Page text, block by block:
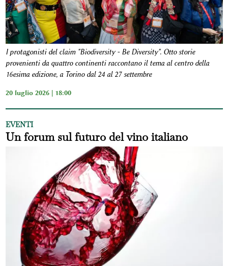
I protagonisti del claim "Biodiversity - Be Diversity". Otto storie
provenienti da quattro continenti raccontano il tema al centro della
16esima edizione, a Torino dal 24 al 27 settembre
20 luglio 2026 | 18:00
EVENTI
Un forum sul futuro del vino italiano